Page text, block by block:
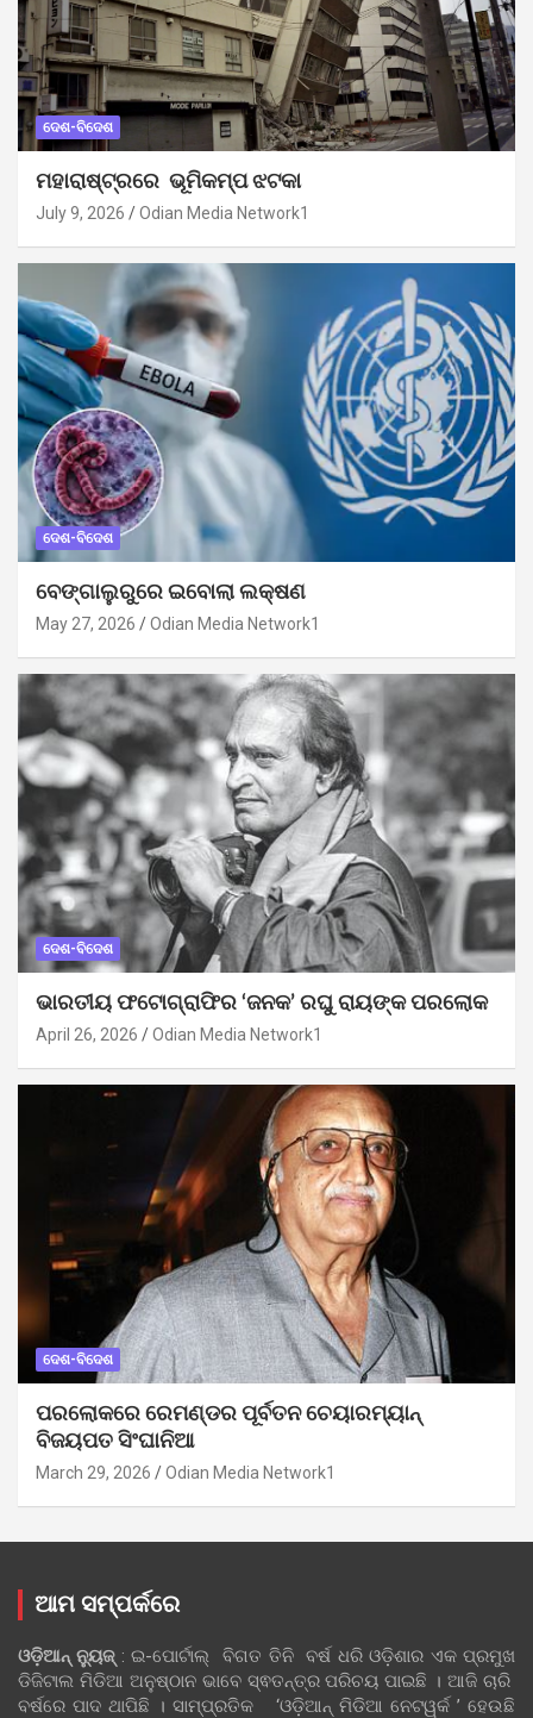
ଦେଶ-ବିଦେଶ
ମହାରାଷ୍ଟ୍ରରେ ଭୂମିକମ୍ପ ଝଟକା
July 9, 2026 Odian Media Network1
ଦେଶ-ବିଦେଶ
ବେଙ୍ଗାଲୁରୁରେ ଇବୋଲା ଲକ୍ଷଣ
May 27, 2026 Odian Media Network1
ଦେଶ-ବିଦେଶ
ଭାରତୀୟ ଫଟୋଗ୍ରାଫିର ‘ଜନକ’ ରଘୁ ରାୟଙ୍କ ପରଲୋକ
April 26, 2026 Odian Media Network1
ଦେଶ-ବିଦେଶ
ପରଲୋକରେ ରେମଣ୍ଡର ପୂର୍ବତନ ଚେୟାରମ୍ୟାନ୍
ବିଜୟପତ ସିଂଘାନିଆ
March 29, 2026 Odian Media Network1
ଆମ ସମ୍ପର୍କରେ
ଓଡ଼ିଆନ୍‍ ନ୍ୟୁଜ୍‍: ଇ-ପୋର୍ଟାଲ୍ ବିଗତ ତିନି ବର୍ଷ ଧରି ଓଡ଼ିଶାର ଏକ ପ୍ରମୁଖ
ଡିଜିଟାଲ ମିଡିଆ ଅନୁଷ୍ଠାନ ଭାବେ ସ୍ଵତନ୍ତ୍ର ପରିଚୟ ପାଇଛି । ଆଜି ଚାରି
ବର୍ଷରେ ପାଦ ଥାପିଛି । ସାମ୍ପ୍ରତିକ ‘ଓଡ଼ିଆନ୍‍ ମିଡିଆ ନେଟୱର୍କ ’ ହେଉଛି